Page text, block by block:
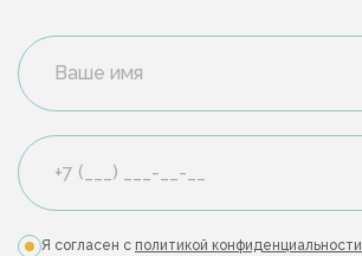
Я согласен с политикой конфиденциальности